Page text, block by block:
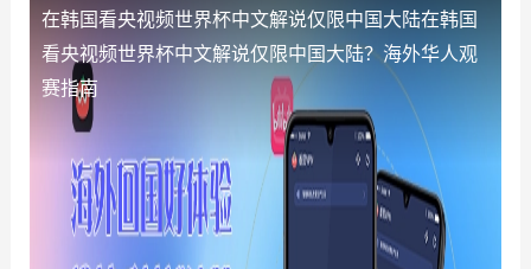
在韩国看央视频世界杯中文解说仅限中国大陆在韩国
看央视频世界杯中文解说仅限中国大陆？海外华人观
赛指南